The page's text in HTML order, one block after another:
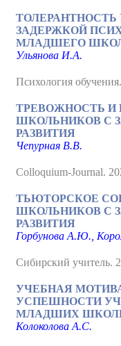
ТОЛЕРАНТНОСТЬ
ЗАДЕРЖКОЙ
МЛАДШЕГО
Ульянова И.А.
Психология
ТРЕВОЖНОСТЬ И
ШКОЛЬНИКОВ С
РАЗВИТИЯ
Чепурная В.В.
Colloquium-Journal.
ТЬЮТОРСКОЕ
ШКОЛЬНИКОВ С
РАЗВИТИЯ
Горбунова А.Ю.,
Сибирский учитель.
УЧЕБНАЯ
УСПЕШНОСТИ
МЛАДШИХ
Колоколова А.С.